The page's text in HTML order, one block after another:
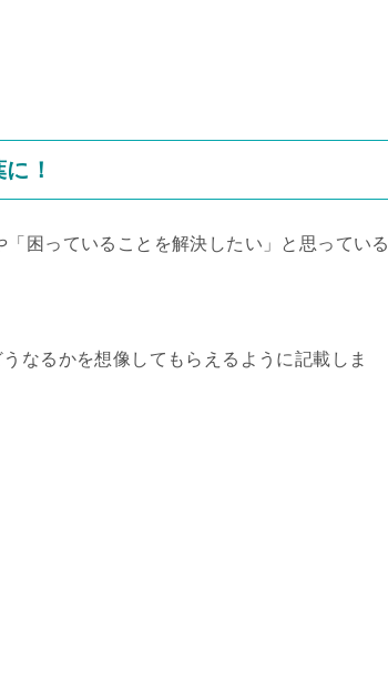
！
困っていることを解決したい」と思っている
なるかを想像してもらえるように記載しま